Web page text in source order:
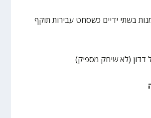
בשתי ידיים כשסחט עבירות תוקף
דדון (לא שיחק מספיק)